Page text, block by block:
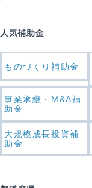
人気補助金
ものづくり補助金
事業承継・M&A補
助金
大規模成長投資補
助金